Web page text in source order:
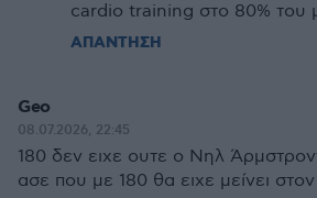
cardio training στο 80% του
ΑΠΑΝΤΗΣΗ
Geo
08.07.2026, 22:45
180 δεν ειχε ουτε ο Νηλ
ασε που με 180 θα ειχε μείνει